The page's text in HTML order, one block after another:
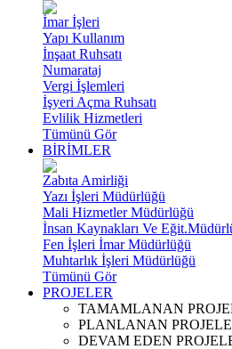
İmar İşleri
Yapı Kullanım
İnşaat Ruhsatı
Numarataj
Vergi İşlemleri
İşyeri Açma Ruhsatı
Evlilik Hizmetleri
Tümünü Gör
BİRİMLER
Zabıta Amirliği
Yazı İşleri Müdürlüğü
Mali Hizmetler Müdürlüğü
İnsan Kaynakları Ve
Fen İşleri İmar Müdürlüğü
Muhtarlık İşleri Müdürlüğü
Tümünü Gör
PROJELER
TAMAMLANAN
PLANLANAN
DEVAM EDEN